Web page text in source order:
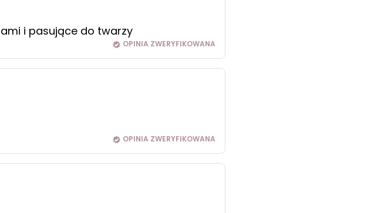
i pasujące do twarzy
OPINIA ZWERYFIKOWANA
OPINIA ZWERYFIKOWANA